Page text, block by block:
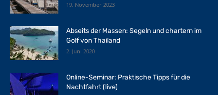
19. November 2023
Abseits der Massen: Segeln und chartern im
Golf von Thailand
2. Juni 2020
Online-Seminar: Praktische Tipps für die
Nachtfahrt (live)